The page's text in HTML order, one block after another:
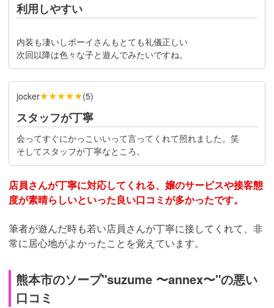
利用しやすい
内装も凄いしボーイさんもとても礼儀正しい
次回以降は色々な子と遊んでみたいですね。
jocker★★★★★(5)
スタッフが丁寧
会ってすぐにかっこいいって言ってくれて照れました。笑
そしてスタッフが丁寧なところ。
店員さんが丁寧に対応してくれる、嬢のサービスや接客態
度が素晴らしいといった良い口コミが多かったです。
筆者が遊んだ時も若い店員さんが丁寧に接してくれて、非
常に居心地がよかったことを覚えています。
熊本市のソープ"suzume 〜annex〜"の悪い
口コミ